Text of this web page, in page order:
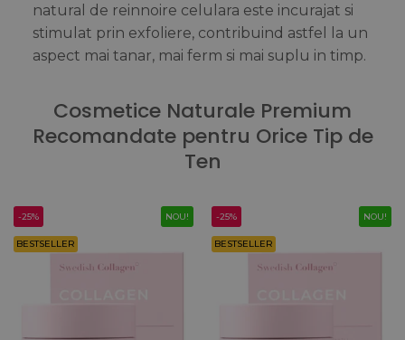
natural de reinnoire celulara este incurajat si
stimulat prin exfoliere, contribuind astfel la un
aspect mai tanar, mai ferm si mai suplu in timp.
Cosmetice Naturale Premium
Recomandate pentru Orice Tip de
Ten
-25%
BESTSELLER
NOU! -25%
BESTSELLER
NOU!